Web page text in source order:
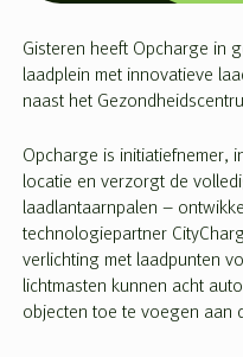
Gisteren heeft Opcharge in
laadplein met innovatieve
naast het
Opcharge is initiatiefnemer,
locatie en verzorgt de
laadlantaarnpalen –
technologiepartner
verlichting met laadpunten
lichtmasten kunnen acht
objecten toe te voegen aan